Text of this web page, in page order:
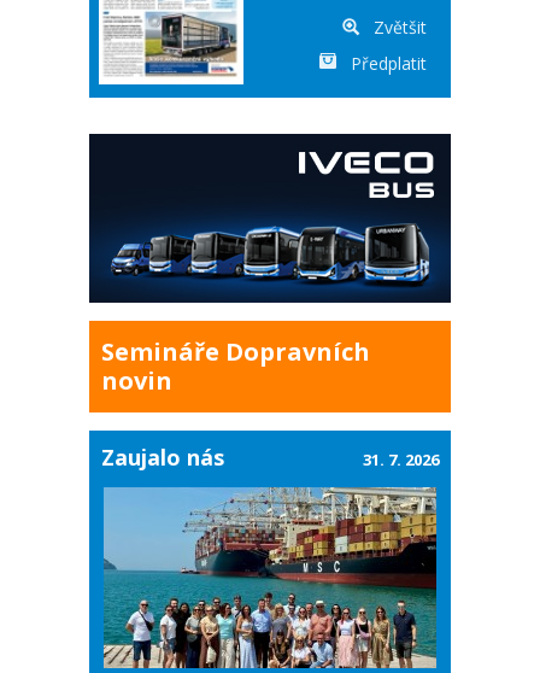
Zvětšit
Předplatit
Semináře Dopravních
novin
Zaujalo nás 31. 7. 2026